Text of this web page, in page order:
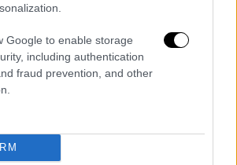
Google to enable storage
including authentication
fraud prevention, and other
κατά τη μεγάλη φωτιά στη Βάρης -
εικόνες
η φωτιά στη